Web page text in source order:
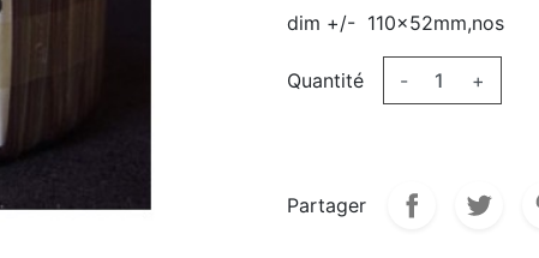
dim +/- 110x52mm,nos
Quantité - +
Partager